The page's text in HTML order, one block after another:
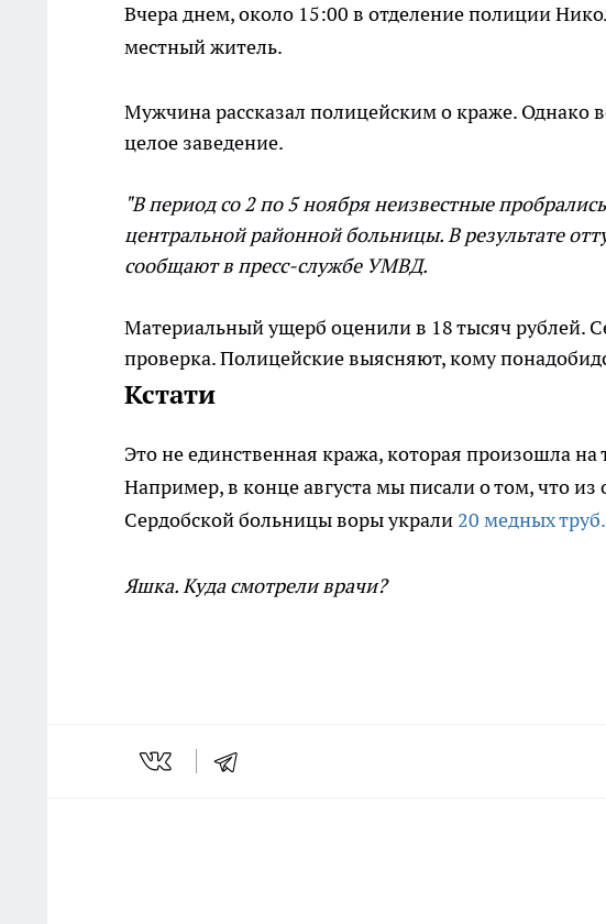
Вчера днем, около 15:00 в отделение полиции
местный житель.
Мужчина рассказал полицейским о краже. Однако
целое заведение.
"В период со 2 по 5 ноября неизвестные
центральной районной больницы. В результате
сообщают в пресс-службе УМВД.
Материальный ущерб оценили в 18 тысяч рублей.
проверка. Полицейские выясняют, кому
Кстати
Это не единственная кража, которая произошла
Например, в конце августа мы писали о том, что
Сердобской больницы воры украли 20 медных труб.
Яшка. Куда смотрели врачи?